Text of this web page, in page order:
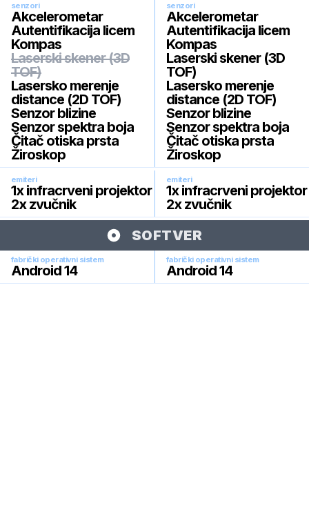
senzori
Akcelerometar
Autentifikacija licem
Kompas
Laserski skener (3D
TOF)
Lasersko merenje
distance (2D TOF)
Senzor blizine
Senzor spektra boja
Čitač otiska prsta
Žiroskop
senzori
Akcelerometar
Autentifikacija licem
Kompas
Laserski skener (3D
TOF)
Lasersko merenje
distance (2D TOF)
Senzor blizine
Senzor spektra boja
Čitač otiska prsta
Žiroskop
emiteri
1x infracrveni projektor
2x zvučnik
emiteri
1x infracrveni projektor
2x zvučnik
SOFTVER
fabrički operativni sistem
Android 14
fabrički operativni sistem
Android 14